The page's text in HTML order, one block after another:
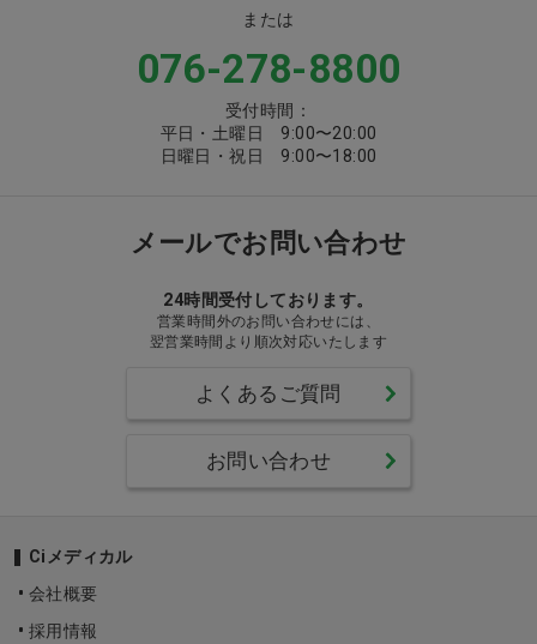
または
076-278-8800
受付時間：
平日・土曜日 9:00〜20:00
日曜日・祝日 9:00〜18:00
メールでお問い合わせ
24時間受付しております。
営業時間外のお問い合わせには、
翌営業時間より順次対応いたします
よくあるご質問
お問い合わせ
Ciメディカル
会社概要
採用情報